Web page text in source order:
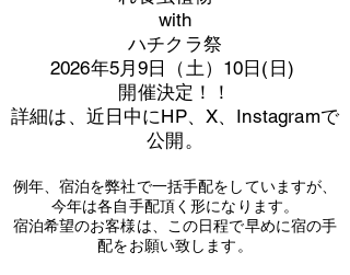
with
​ハチクラ祭
2026年5月9日（土）10日(日)
​開催決定！！
詳細は、近日中にHP、X、Instagramで
公開。
例年、宿泊を弊社で一括手配をしていますが、
今年は各自手配頂く形になります。
​宿泊希望のお客様は、この日程で早めに宿の手
配をお願い致します。